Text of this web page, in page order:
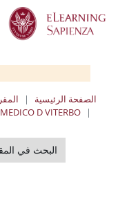
تخطى إلى المحتوى الرئيسي
الصفحة الرئيسية
D VITERBO
البحث في